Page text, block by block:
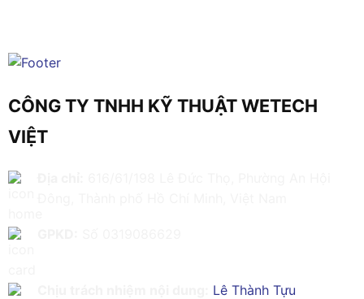
CÔNG TY TNHH KỸ THUẬT WETECH
VIỆT
Lê Thành Tựu